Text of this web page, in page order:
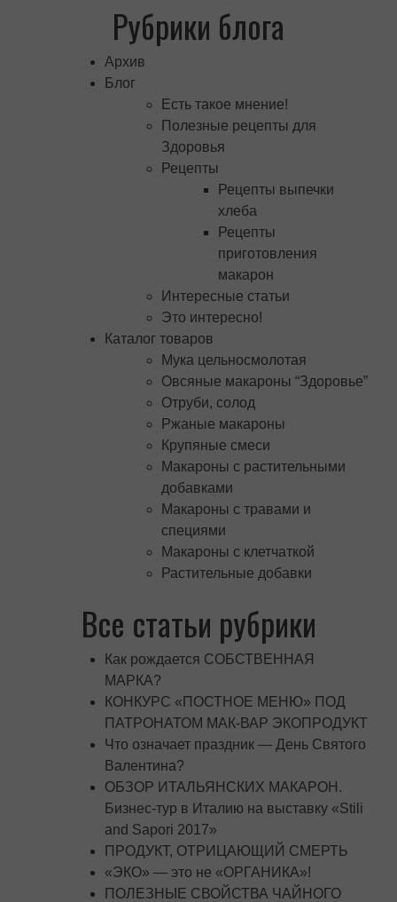
Рубрики блога
Архив
Блог
Есть такое мнение!
Полезные рецепты для
Здоровья
Рецепты
Рецепты выпечки
хлеба
Рецепты
приготовления
макарон
Интересные статьи
Это интересно!
Каталог товаров
Мука цельносмолотая
Овсяные макароны “Здоровье”
Отруби, солод
Ржаные макароны
Крупяные смеси
Макароны с растительными
добавками
Макароны с травами и
специями
Макароны с клетчаткой
Растительные добавки
Все статьи рубрики
Как рождается СОБСТВЕННАЯ
МАРКА?
КОНКУРС «ПОСТНОЕ МЕНЮ» ПОД
ПАТРОНАТОМ МАК-ВАР ЭКОПРОДУКТ
Что означает праздник — День Святого
Валентина?
ОБЗОР ИТАЛЬЯНСКИХ МАКАРОН.
Бизнес-тур в Италию на выставку «Stili
and Sapori 2017»
ПРОДУКТ, ОТРИЦАЮЩИЙ СМЕРТЬ
«ЭКО» — это не «ОРГАНИКА»!
ПОЛЕЗНЫЕ СВОЙСТВА ЧАЙНОГО